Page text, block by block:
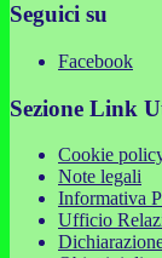
Seguici su
Facebook
Sezione Link
Cookie
Note legali
Informativa
Ufficio